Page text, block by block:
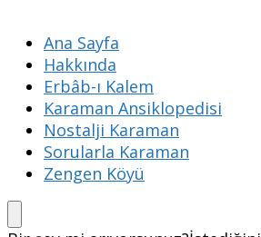
Ana Sayfa
Hakkında
Erbâb-ı Kalem
Karaman Ansiklopedisi
Nostalji Karaman
Sorularla Karaman
Zengen Köyü